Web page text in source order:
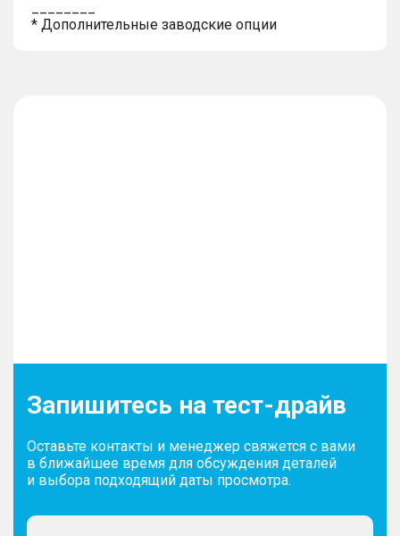
* Дополнительные заводские опции
Запишитесь на тест-драйв
Оставьте контакты и менеджер свяжется с вами
в ближайшее время для обсуждения деталей
и выбора подходящий даты просмотра.